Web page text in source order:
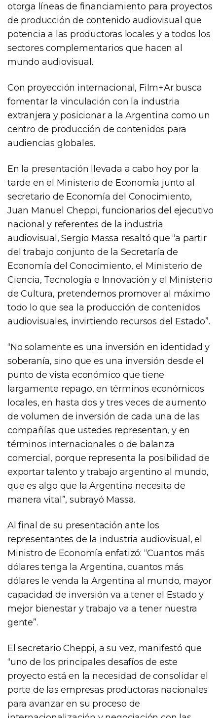
otorga líneas de financiamiento para proyectos
de producción de contenido audiovisual que
potencia a las productoras locales y a todos los
sectores complementarios que hacen al
mundo audiovisual.
Con proyección internacional, Film+Ar busca
fomentar la vinculación con la industria
extranjera y posicionar a la Argentina como un
centro de producción de contenidos para
audiencias globales.
En la presentación llevada a cabo hoy por la
tarde en el Ministerio de Economía junto al
secretario de Economía del Conocimiento,
Juan Manuel Cheppi, funcionarios del ejecutivo
nacional y referentes de la industria
audiovisual, Sergio Massa resaltó que “a partir
del trabajo conjunto de la Secretaría de
Economía del Conocimiento, el Ministerio de
Ciencia, Tecnología e Innovación y el Ministerio
de Cultura, pretendemos promover al máximo
todo lo que sea la producción de contenidos
audiovisuales, invirtiendo recursos del Estado”.
“No solamente es una inversión en identidad y
soberanía, sino que es una inversión desde el
punto de vista económico que tiene
largamente repago, en términos económicos
locales, en hasta dos y tres veces de aumento
de volumen de inversión de cada una de las
compañías que ustedes representan, y en
términos internacionales o de balanza
comercial, porque representa la posibilidad de
exportar talento y trabajo argentino al mundo,
que es algo que la Argentina necesita de
manera vital”, subrayó Massa.
Al final de su presentación ante los
representantes de la industria audiovisual, el
Ministro de Economía enfatizó: “Cuantos más
dólares tenga la Argentina, cuantos más
dólares le venda la Argentina al mundo, mayor
capacidad de inversión va a tener el Estado y
mejor bienestar y trabajo va a tener nuestra
gente”.
El secretario Cheppi, a su vez, manifestó que
“uno de los principales desafíos de este
proyecto está en la necesidad de consolidar el
porte de las empresas productoras nacionales
para avanzar en su proceso de